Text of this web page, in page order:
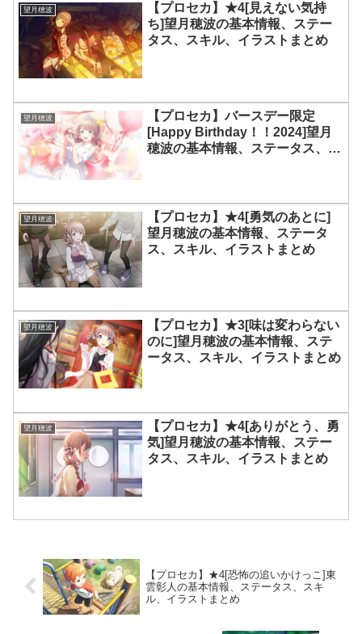
望月穂波
【プロセカ】★4[見えない気持
ち]望月穂波の基本情報、ステー
タス、スキル、イラストまとめ
望月穂波
【プロセカ】バースデー限定
[Happy Birthday！！2024]望月
穂波の基本情報、ステータス、ス
望月穂波
【プロセカ】★4[勇気のあとに]
望月穂波の基本情報、ステータ
ス、スキル、イラストまとめ
望月穂波
【プロセカ】★3[味は変わらない
のに]望月穂波の基本情報、ステ
ータス、スキル、イラストまとめ
望月穂波
【プロセカ】★4[ありがとう、勇
気]望月穂波の基本情報、ステー
タス、スキル、イラストまとめ
【プロセカ】★4[恐怖の追いかけっこ]東
雲彰人の基本情報、ステータス、スキ
ル、イラストまとめ